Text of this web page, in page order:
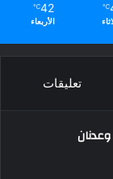
℃
42
℃
الأربعاء
تعليقات